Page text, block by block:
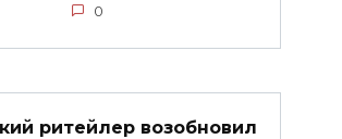
0
ритейлер возобновил